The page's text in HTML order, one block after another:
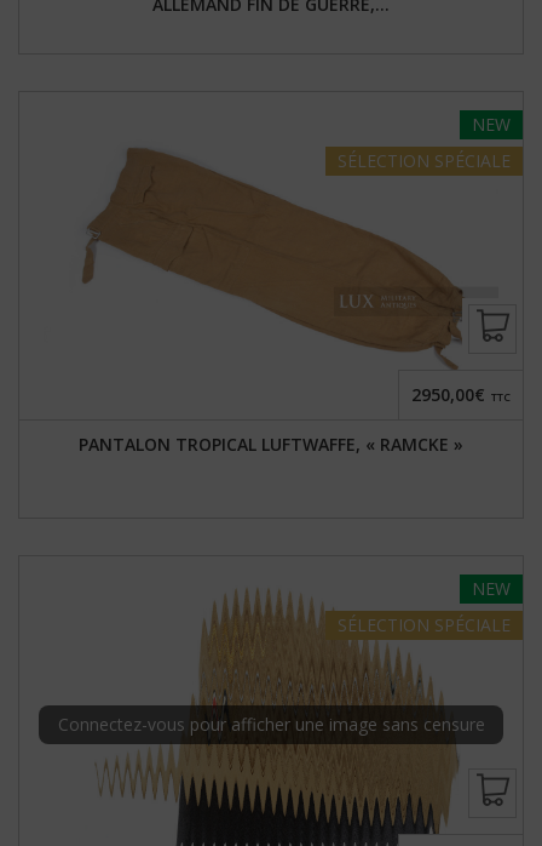
NEW
SÉLECTION SPÉCIALE
PANTALON TROPICAL LUFTWAFFE, « RAMCKE »
2950,00€ TTC
NEW
SÉLECTION SPÉCIALE
Connectez-vous pour afficher une image sans censure